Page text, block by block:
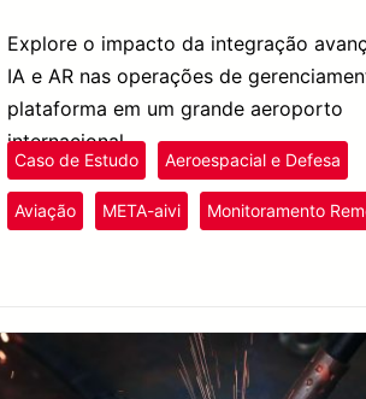
Explore o impacto da integração
IA e AR nas operações de
plataforma em um grande aeroporto
internacional.
Caso de Estudo Aeroespacial e Defesa
Aviação META-aivi Monitoramento